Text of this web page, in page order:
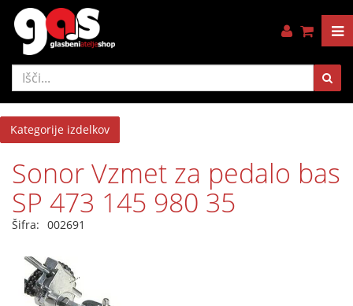
Kategorije izdelkov
Sonor Vzmet za pedalo bas
SP 473 145 980 35
Šifra: 002691